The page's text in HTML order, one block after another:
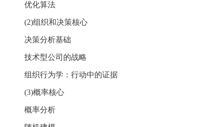
优化算法
(2)组织和决策核心
决策分析基础
技术型公司的战略
组织行为学：行动中的证据
(3)概率核心
概率分析